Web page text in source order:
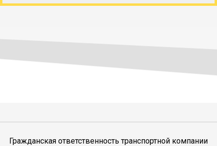
Гражданская ответственность транспортной компании